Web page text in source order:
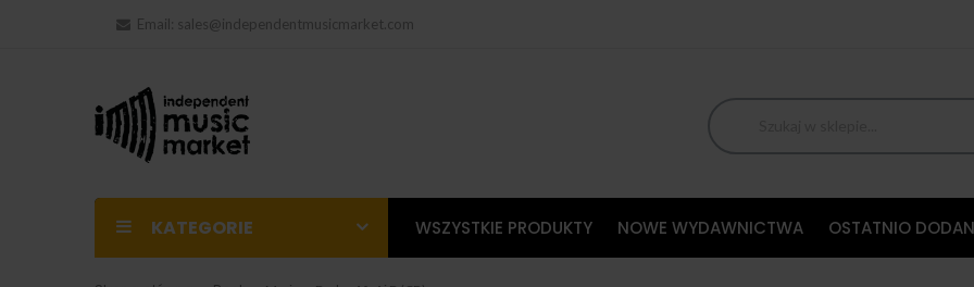
Email: sales@independentmusicmarket.com
KATEGORIE WSZYSTKIE PRODUKTY NOWE WYDAWNICTWA OSTATNIO